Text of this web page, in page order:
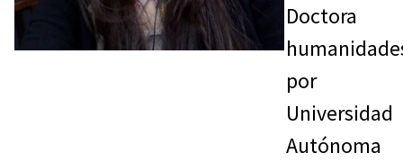
Doctora
por
Universidad
Autónoma